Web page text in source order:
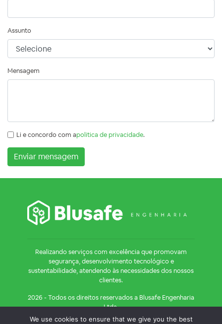
Assunto
Mensagem
Li e concordo com apolitica de privacidade.
Enviar mensagem
Realizando serviços com excelência que promovam
segurança, desenvolvimento tecnológico e
sustentabilidade, atendendo às necessidades dos nossos
clientes.
2026 - Todos os direitos reservados a Blusafe Engenharia
Ltda.
CNPJ 34.825.503/0001-18
We use cookies to ensure that we give you the best